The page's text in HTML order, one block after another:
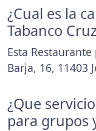
¿Cual es la
Tabanco
Esta
Barja, 16, 11403
¿Que
para grupos